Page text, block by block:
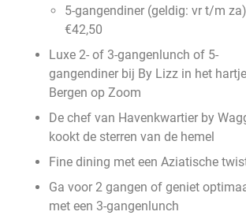
5-gangendiner (geldig: vr t/m za)
€42,50
Luxe 2- of 3-gangenlunch of 5-
gangendiner bij By Lizz in het
Bergen op Zoom
De chef van Havenkwartier by
kookt de sterren van de hemel
Fine dining met een Aziatische
Ga voor 2 gangen of geniet
met een 3-gangenlunch